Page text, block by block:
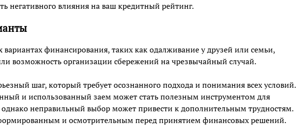
негативного влияния на ваш кредитный рейтинг.
финансирования, таких как одалживание у друзей или семьи,
возможность организации сбережений на чрезвычайный случай.
шаг, который требует осознанного подхода и понимания всех условий.
и использованный заем может стать полезным инструментом для
неправильный выбор может привести к дополнительным трудностям.
и осмотрительным перед принятием финансовых решений.